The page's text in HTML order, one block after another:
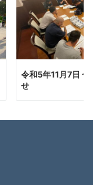
令和5年11月7日
せ